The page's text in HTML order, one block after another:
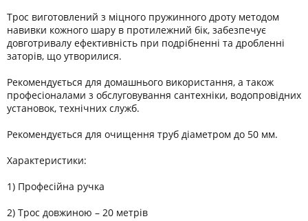
Трос виготовлений з міцного пружинного дроту методом
навивки кожного шару в протилежний бік, забезпечує
довготривалу ефективність при подрібненні та дробленні
заторів, що утворилися.
Рекомендується для домашнього використання, а також
професіоналами з обслуговування сантехніки, водопровідних
установок, технічних служб.
Рекомендується для очищення труб діаметром до 50 мм.
Характеристики:
1) Професійна ручка
2) Трос довжиною – 20 метрів